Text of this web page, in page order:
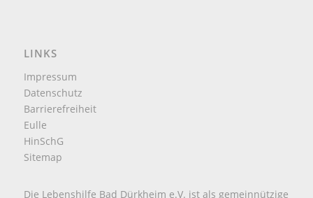
LINKS
Impressum
Datenschutz
Barrierefreiheit
Eulle
HinSchG
Sitemap
Die Lebenshilfe Bad Dürkheim e.V. ist als gemeinnützige